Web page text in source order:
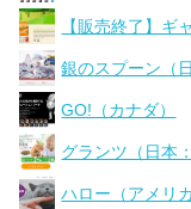
【販売終了】ギ
銀のスプーン（日
GO!（カナダ）
グランツ（日本
ハロー（アメリカ